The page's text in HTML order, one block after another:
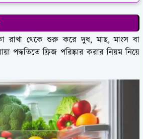
রাখা থেকে শুরু করে দুধ, মাছ, মাংস বা
ফ্রিজ পরিষ্কার করার নিয়ম নিয়ে